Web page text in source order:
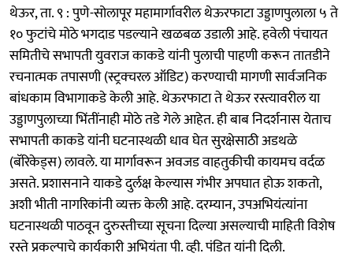
थेऊर, ता. ९ : पुणे-सोलापूर महामार्गावरील थेऊरफाटा उड्डाणपुलाला ५ ते
१० फुटांचे मोठे भगदाड पडल्याने खळबळ उडाली आहे. हवेली पंचायत
समितीचे सभापती युवराज काकडे यांनी पुलाची पाहणी करून तातडीने
रचनात्मक तपासणी (स्ट्रक्चरल ऑडिट) करण्याची मागणी सार्वजनिक
बांधकाम विभागाकडे केली आहे. थेऊरफाटा ते थेऊर रस्त्यावरील या
उड्डाणपुलाच्या भिंतींनाही मोठे तडे गेले आहेत. ही बाब निदर्शनास येताच
सभापती काकडे यांनी घटनास्थळी धाव घेत सुरक्षेसाठी अडथळे
(बॅरिकेड्स) लावले. या मार्गावरून अवजड वाहतुकीची कायमच वर्दळ
असते. प्रशासनाने याकडे दुर्लक्ष केल्यास गंभीर अपघात होऊ शकतो,
अशी भीती नागरिकांनी व्यक्त केली आहे. दरम्यान, उपअभियंत्यांना
घटनास्थळी पाठवून दुरुस्तीच्या सूचना दिल्या असल्याची माहिती विशेष
रस्ते प्रकल्पाचे कार्यकारी अभियंता पी. व्ही. पंडित यांनी दिली.